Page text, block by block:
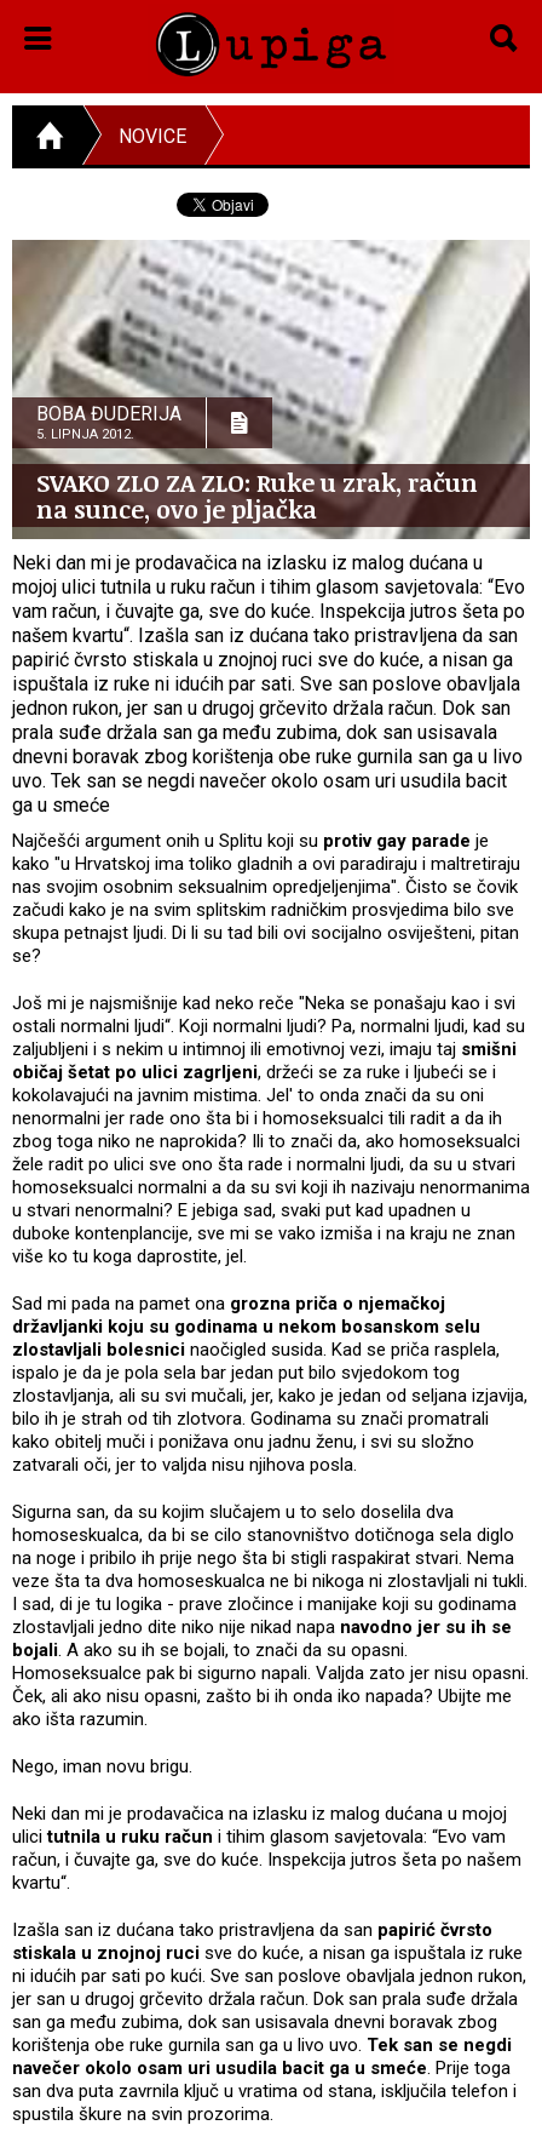
NOVICE
BOBA ĐUDERIJA
5. LIPNJA 2012.
SVAKO ZLO ZA ZLO: Ruke u zrak, račun
na sunce, ovo je pljačka
Neki dan mi je prodavačica na izlasku iz malog dućana u
mojoj ulici tutnila u ruku račun i tihim glasom savjetovala: “Evo
vam račun, i čuvajte ga, sve do kuće. Inspekcija jutros šeta po
našem kvartu“. Izašla san iz dućana tako pristravljena da san
papirić čvrsto stiskala u znojnoj ruci sve do kuće, a nisan ga
ispuštala iz ruke ni idućih par sati. Sve san poslove obavljala
jednon rukon, jer san u drugoj grčevito držala račun. Dok san
prala suđe držala san ga među zubima, dok san usisavala
dnevni boravak zbog korištenja obe ruke gurnila san ga u livo
uvo. Tek san se negdi navečer okolo osam uri usudila bacit
ga u smeće
Najčešći argument onih u Splitu koji su protiv gay parade je
kako "u Hrvatskoj ima toliko gladnih a ovi paradiraju i maltretiraju
nas svojim osobnim seksualnim opredjeljenjima". Čisto se čovik
začudi kako je na svim splitskim radničkim prosvjedima bilo sve
skupa petnajst ljudi. Di li su tad bili ovi socijalno osviješteni, pitan
se?
Još mi je najsmišnije kad neko reče "Neka se ponašaju kao i svi
ostali normalni ljudi“. Koji normalni ljudi? Pa, normalni ljudi, kad su
zaljubljeni i s nekim u intimnoj ili emotivnoj vezi, imaju taj smišni
običaj šetat po ulici zagrljeni, držeći se za ruke i ljubeći se i
kokolavajući na javnim mistima. Jel' to onda znači da su oni
nenormalni jer rade ono šta bi i homoseksualci tili radit a da ih
zbog toga niko ne naprokida? Ili to znači da, ako homoseksualci
žele radit po ulici sve ono šta rade i normalni ljudi, da su u stvari
homoseksualci normalni a da su svi koji ih nazivaju nenormanima
u stvari nenormalni? E jebiga sad, svaki put kad upadnen u
duboke kontenplancije, sve mi se vako izmiša i na kraju ne znan
više ko tu koga daprostite, jel.
Sad mi pada na pamet ona grozna priča o njemačkoj
državljanki koju su godinama u nekom bosanskom selu
zlostavljali bolesnici naočigled susida. Kad se priča rasplela,
ispalo je da je pola sela bar jedan put bilo svjedokom tog
zlostavljanja, ali su svi mučali, jer, kako je jedan od seljana izjavija,
bilo ih je strah od tih zlotvora. Godinama su znači promatrali
kako obitelj muči i ponižava onu jadnu ženu, i svi su složno
zatvarali oči, jer to valjda nisu njihova posla.
Sigurna san, da su kojim slučajem u to selo doselila dva
homoseskualca, da bi se cilo stanovništvo dotičnoga sela diglo
na noge i pribilo ih prije nego šta bi stigli raspakirat stvari. Nema
veze šta ta dva homoseskualca ne bi nikoga ni zlostavljali ni tukli.
I sad, di je tu logika - prave zločince i manijake koji su godinama
zlostavljali jedno dite niko nije nikad napa navodno jer su ih se
bojali. A ako su ih se bojali, to znači da su opasni.
Homoseksualce pak bi sigurno napali. Valjda zato jer nisu opasni.
Ček, ali ako nisu opasni, zašto bi ih onda iko napada? Ubijte me
ako išta razumin.
Nego, iman novu brigu.
Neki dan mi je prodavačica na izlasku iz malog dućana u mojoj
ulicitutnila u ruku račun i tihim glasom savjetovala: “Evo vam
račun, i čuvajte ga, sve do kuće. Inspekcija jutros šeta po našem
kvartu“.
Izašla san iz dućana tako pristravljena da san papirić čvrsto
stiskala u znojnoj ruci sve do kuće, a nisan ga ispuštala iz ruke
ni idućih par sati po kući. Sve san poslove obavljala jednon rukon,
jer san u drugoj grčevito držala račun. Dok san prala suđe držala
san ga među zubima, dok san usisavala dnevni boravak zbog
korištenja obe ruke gurnila san ga u livo uvo. Tek san se negdi
navečer okolo osam uri usudila bacit ga u smeće. Prije toga
san dva puta zavrnila ključ u vratima od stana, isključila telefon i
spustila škure na svin prozorima.